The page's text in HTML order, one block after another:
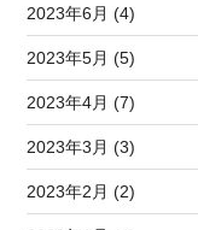
2023年6月 (4)
2023年5月 (5)
2023年4月 (7)
2023年3月 (3)
2023年2月 (2)